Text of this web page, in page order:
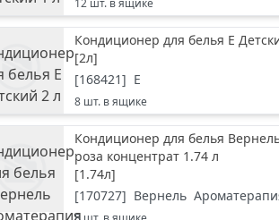
12 шт. в ящике
Кондиционер для белья Е
[2л]
[168421] Е
8 шт. в ящике
Кондиционер для белья
роза концентрат 1.74 л
[1.74л]
[170727] Вернель